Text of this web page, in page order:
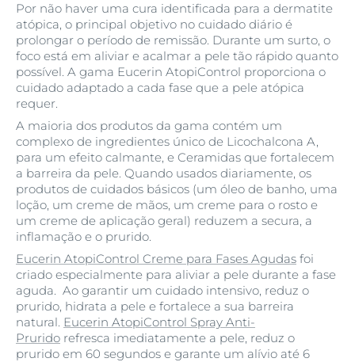
Por não haver uma cura identificada para a dermatite
atópica, o principal objetivo no cuidado diário é
prolongar o período de remissão. Durante um surto, o
foco está em aliviar e acalmar a pele tão rápido quanto
possível. A gama Eucerin AtopiControl proporciona o
cuidado adaptado a cada fase que a pele atópica
requer.
A maioria dos produtos da gama contém um
complexo de ingredientes único de Licochalcona A,
para um efeito calmante, e Ceramidas que fortalecem
a barreira da pele. Quando usados diariamente, os
produtos de cuidados básicos (um óleo de banho, uma
loção, um creme de mãos, um creme para o rosto e
um creme de aplicação geral) reduzem a secura, a
inflamação e o prurido.
Eucerin AtopiControl Creme para Fases Agudas foi
criado especialmente para aliviar a pele durante a fase
aguda. Ao garantir um cuidado intensivo, reduz o
prurido, hidrata a pele e fortalece a sua barreira
natural. Eucerin AtopiControl Spray Anti-
Prurido refresca imediatamente a pele, reduz o
prurido em 60 segundos e garante um alívio até 6